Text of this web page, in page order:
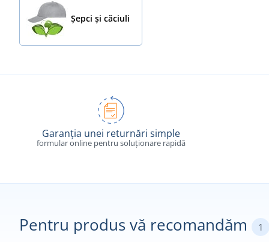
Șepci și căciuli
Garanția unei returnări simple
formular online pentru soluționare rapidă
Pentru produs vă recomandăm 1